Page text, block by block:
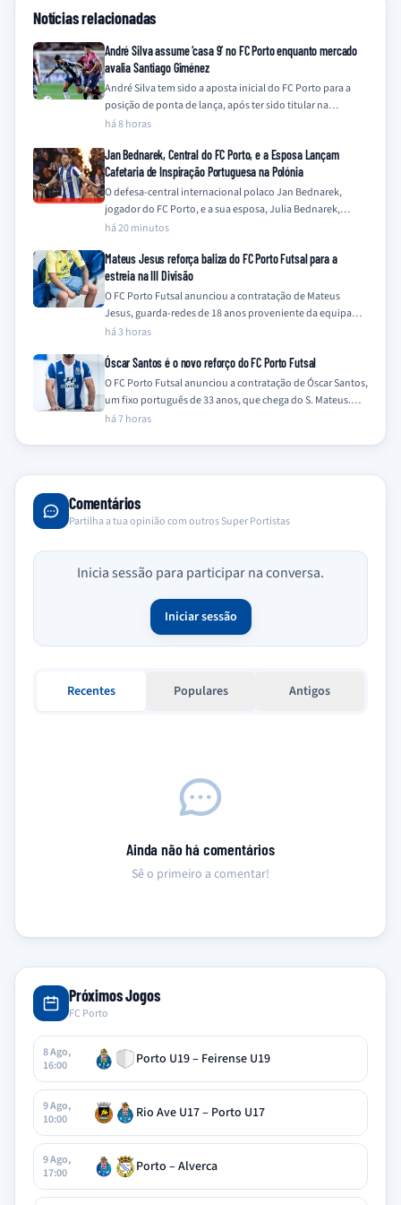
Notícias relacionadas
André Silva assume ‘casa 9’ no FC Porto enquanto mercado
avalia Santiago Giménez
André Silva tem sido a aposta inicial do FC Porto para a
posição de ponta de lança, após ter sido titular na…
há 8 horas
Jan Bednarek, Central do FC Porto, e a Esposa Lançam
Cafetaria de Inspiração Portuguesa na Polónia
O defesa-central internacional polaco Jan Bednarek,
jogador do FC Porto, e a sua esposa, Julia Bednarek,
embarcaram numa nova iniciativa empresarial na…
há 20 minutos
Mateus Jesus reforça baliza do FC Porto Futsal para a
estreia na III Divisão
O FC Porto Futsal anunciou a contratação de Mateus
Jesus, guarda-redes de 18 anos proveniente da equipa
Sub-19 do clube, para a…
há 3 horas
Óscar Santos é o novo reforço do FC Porto Futsal
O FC Porto Futsal anunciou a contratação de Óscar Santos,
um fixo português de 33 anos, que chega do S. Mateus.
O…
há 7 horas
Comentários
Partilha a tua opinião com outros Super Portistas
Inicia sessão para participar na conversa.
Iniciar sessão
Recentes Populares Antigos
Ainda não há comentários
Sê o primeiro a comentar!
Próximos Jogos
FC Porto
8 Ago,
16:00
Porto U19 – Feirense U19
9 Ago,
10:00
Rio Ave U17 – Porto U17
9 Ago,
17:00
Porto – Alverca